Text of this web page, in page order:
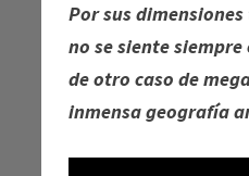
Por sus
no se siente
de otro caso de
inmensa geografía